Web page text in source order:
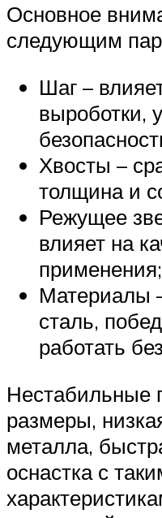
Основное
следующим
Шаг –
выроботки,
Хвосты –
толщина и
Режущее
влияет на
применения;
Материалы
сталь,
работать
Нестабильные
размеры,
металла,
оснастка с